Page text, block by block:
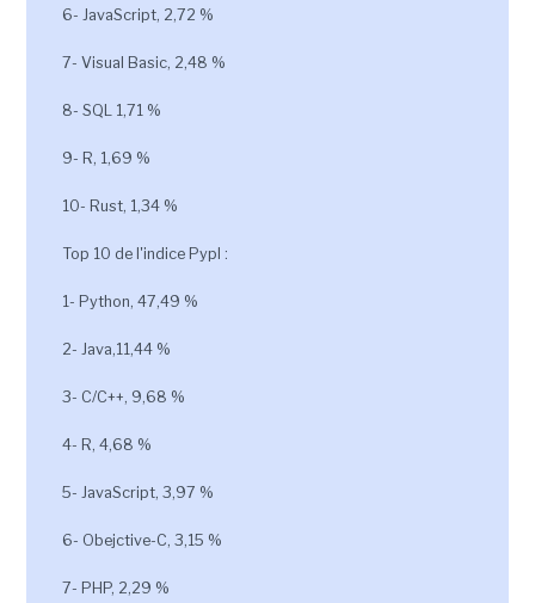
6- JavaScript, 2,72 %
7- Visual Basic, 2,48 %
8- SQL 1,71 %
9- R, 1,69 %
10- Rust, 1,34 %
Top 10 de l'indice Pypl :
1- Python, 47,49 %
2- Java,11,44 %
3- C/C++, 9,68 %
4- R, 4,68 %
5- JavaScript, 3,97 %
6- Obejctive-C, 3,15 %
7- PHP, 2,29 %